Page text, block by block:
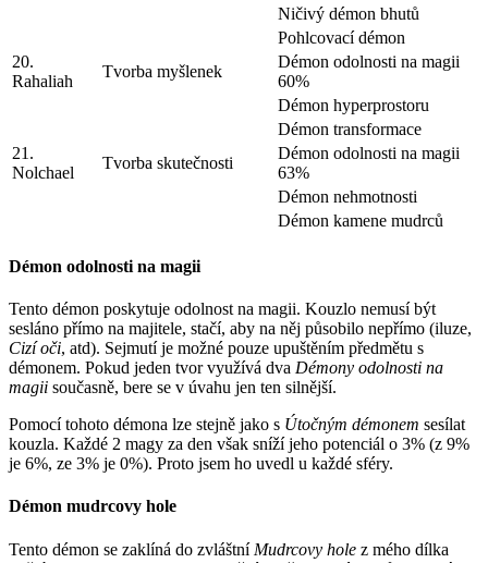
Ničivý démon bhutů
Pohlcovací démon
20.
Rahaliah
Tvorba myšlenek
Démon odolnosti na magii
60%
Démon hyperprostoru
Démon transformace
21.
Nolchael
Tvorba skutečnosti
Démon odolnosti na magii
63%
Démon nehmotnosti
Démon kamene mudrců
Démon odolnosti na magii
Tento démon poskytuje odolnost na magii. Kouzlo nemusí být
sesláno přímo na majitele, stačí, aby na něj působilo nepřímo (iluze,
Cizí oči, atd). Sejmutí je možné pouze upuštěním předmětu s
démonem. Pokud jeden tvor využívá dva Démony odolnosti na
magii současně, bere se v úvahu jen ten silnější.
Pomocí tohoto démona lze stejně jako s Útočným démonem sesílat
kouzla. Každé 2 magy za den však sníží jeho potenciál o 3% (z 9%
je 6%, ze 3% je 0%). Proto jsem ho uvedl u každé sféry.
Démon mudrcovy hole
Tento démon se zaklíná do zvláštní Mudrcovy hole z mého dílka